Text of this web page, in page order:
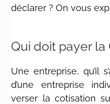
déclarer ? On vous
Qui doit payer la
Une entreprise, qu’il
d’une entreprise
verser la cotisation